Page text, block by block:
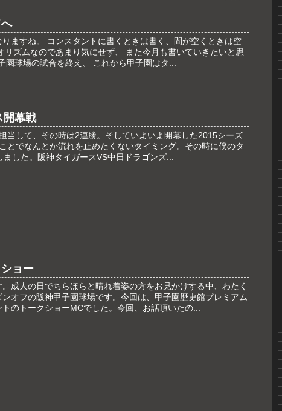
ますね。 コンスタントに書くときは書く、間が空くときは空
リズムなのであまり気にせず、 また今月も書いていきたいと思
園球場の試合を終え、 これから甲子園はタ...
開幕戦
当して、その時は2連勝。そしていよいよ開幕した2015シーズ
とでなんとか流れを止めたくないタイミング。その時に僕のタ
した。阪神タイガースVS中日ドラゴンズ...
ョー
成人の日でちらほらと晴れ着姿の方をお見かけする中、わたく
オフの阪神甲子園球場です。今回は、甲子園歴史館プレミアム
のトークショーMCでした。今回、お話頂いたの...